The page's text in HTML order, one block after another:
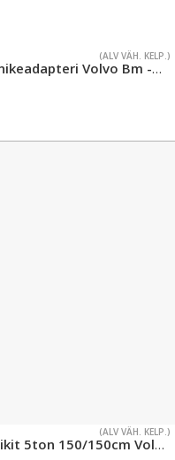
(ALV VÄH. KELP.)
Volvo Pikakiinnikeadapteri Volvo Bm -Euro mek.
(ALV VÄH. KELP.)
Volvo Trukkipiikit 5ton 150/150cm Volvo BM